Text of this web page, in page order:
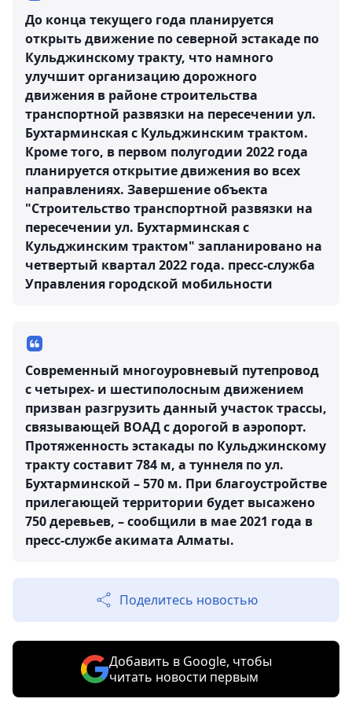
До конца текущего года планируется
открыть движение по северной эстакаде по
Кульджинскому тракту, что намного
улучшит организацию дорожного
движения в районе строительства
транспортной развязки на пересечении ул.
Бухтарминская с Кульджинским трактом.
Кроме того, в первом полугодии 2022 года
планируется открытие движения во всех
направлениях. Завершение объекта
"Строительство транспортной развязки на
пересечении ул. Бухтарминская с
Кульджинским трактом" запланировано на
четвертый квартал 2022 года. пресс-служба
Управления городской мобильности
Современный многоуровневый путепровод
с четырех- и шестиполосным движением
призван разгрузить данный участок трассы,
связывающей ВОАД с дорогой в аэропорт.
Протяженность эстакады по Кульджинскому
тракту составит 784 м, а туннеля по ул.
Бухтарминской – 570 м. При благоустройстве
прилегающей территории будет высажено
750 деревьев, – сообщили в мае 2021 года в
пресс-службе акимата Алматы.
Поделитесь новостью
Добавить в Google, чтобы
читать новости первым